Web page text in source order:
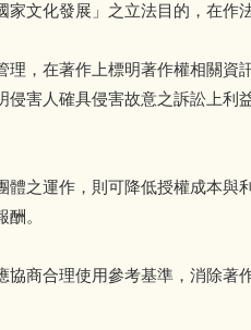
文化發展」之立法目的，在作
理，在著作上標明著作權相關資
侵害人確具侵害故意之訴訟上利
體之運作，則可降低授權成本
。
協商合理使用參考基準，消除